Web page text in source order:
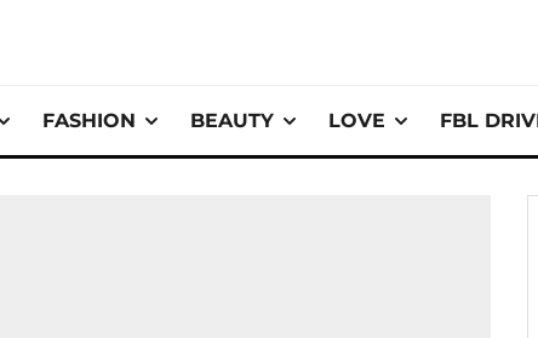
FASHION BEAUTY LOVE FBL